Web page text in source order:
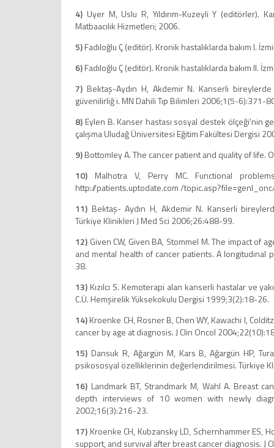
4) Uyer M, Uslu R, Yıldırım-Kuzeyli Y (editörler).
Matbaacılık Hizmetleri; 2006.
5)Fadıloğlu Ç (editör). Kronik hastalıklarda bakım I.
6)Fadıloğlu Ç (editör). Kronik hastalıklarda bakım II.
7) Bektaş-Aydın H, Akdemir N. Kanserli
güvenilirliğ i. MN Dahili Tıp Bilimleri 2006;1(5-6):371-
8) Eylen B. Kanser hastası sosyal destek ölçeği'nin
çalışma Uludağ Üniversitesi Eğitim Fakültesi Dergisi
9)Bottomley A. The cancer patient and quality of life.
10) Malhotra V, Perry MC. Functional
http://patients.uptodate.com /
11) Bektaş- Aydın H, Akdemir N. Kanserli
Türkiye Klinikleri J Med Sci 2006;26:488-99.
12) Given CW, Given BA, Stommel M. The impact of
and mental health of cancer patients. A longitudinal
38.
13) Kızılcı S. Kemoterapi alan kanserli hastalar ve
C.Ü. Hemşirelik Yüksekokulu Dergisi 1999;3(2):18-26.
14)Kroenke CH, Rosner B, Chen WY, Kawachi I,
cancer by age at diagnosis. J Clin Oncol
15) Dansuk R, Ağargün M, Kars B, Ağargün HP,
psikososyal özelliklerinin değerlendirilmesi. Türkiye
16) Landmark BT, Strandmark M, Wahl A. Breast
depth interviews of 10 women with newly
2002;16(3):216-23.
17) Kroenke CH, Kubzansky LD, Schernhammer ES,
support, and survival after breast cancer diagnosis. J